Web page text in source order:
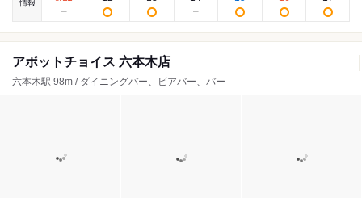
情報
アボットチョイス 六本木店
六本木駅 98m / ダイニングバー、ビアバー、バー